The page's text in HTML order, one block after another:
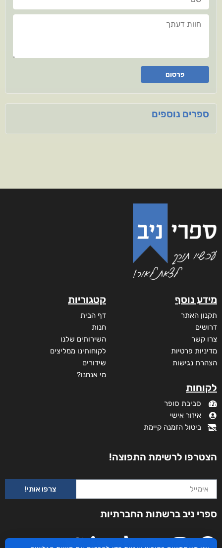
חוות דעתך
פרסום
ספרים נוספים
מידע נוסף
תקנון האתר
דרושים
צרו קשר
מדיניות פרטיות
הצהרת נגישות
לקוחות
סביבת סופר
איזור אישי
ביטול הזמנה קיימת
קטגוריות
דף הבית
חנות
השירותים שלנו
לקוחותינו ממליצים
שידורים
מי אנחנו?
הצטרפו לרשימת התפוצה!
צרפו אותי!
ספרי ניב ברשתות החברתיות